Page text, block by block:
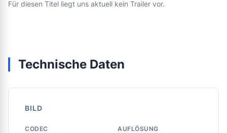
Für diesen Titel liegt uns aktuell kein Trailer vor.
Technische Daten
BILD
CODEC AUFLÖSUNG